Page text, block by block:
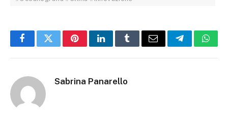
FacebookTwitterPinterestLinkedInTumblrEmail Telegram
Sabrina Panarello